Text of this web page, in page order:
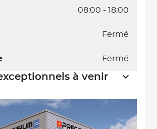
08:00 - 18:00
Fermé
Fermé
à venir